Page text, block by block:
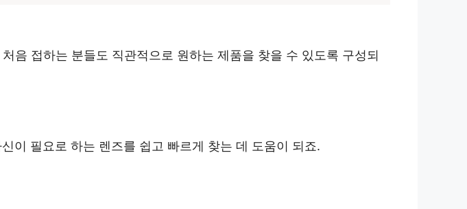
음 접하는 분들도 직관적으로 원하는 제품을 찾을 수 있도록 구성되
이 필요로 하는 렌즈를 쉽고 빠르게 찾는 데 도움이 되죠.